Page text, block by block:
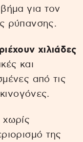
για τον
ρύπανσης.
χιλιάδες
και
από τις
της